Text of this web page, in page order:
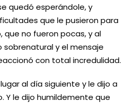
quedó esperándole, y
que le pusieron para
que no fueron pocas, y al
sobrenatural y el mensaje
con total incredulidad.
al día siguiente y le dijo a
Y le dijo humildemente que